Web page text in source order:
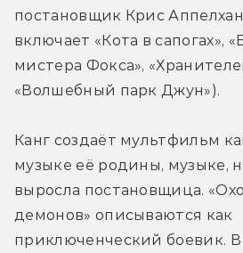
постановщик Крис
включает «Кота в сапогах»,
мистера Фокса»,
«Волшебный парк Джун»).
Канг создаёт мультфильм
музыке её родины, музыке,
выросла постановщица.
демонов» описываются как
приключенческий боевик.